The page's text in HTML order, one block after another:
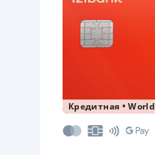
Кредитная •World